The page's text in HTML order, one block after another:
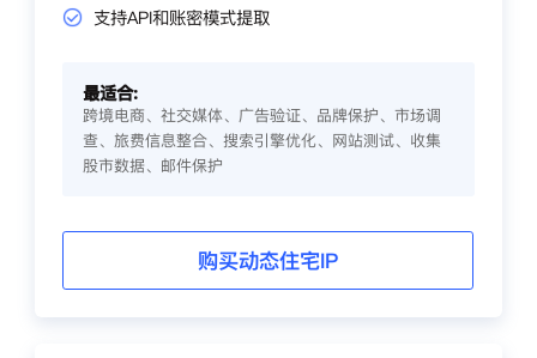
支持API和账密模式提取
最适合:
跨境电商、社交媒体、广告验证、品牌保护、市场调
查、旅费信息整合、搜索引擎优化、网站测试、收集
股市数据、邮件保护
购买动态住宅IP